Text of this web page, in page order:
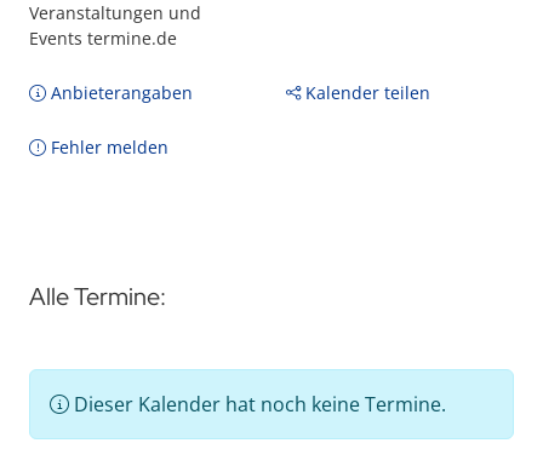
Veranstaltungen und
Events termine.de
Anbieterangaben Kalender teilen
Fehler melden
Alle Termine:
Dieser Kalender hat noch keine Termine.